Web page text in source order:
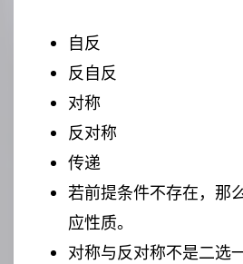
自反
反自反
对称
反对称
传递
若前提条件不存在，那
应性质。
对称与反对称不是二选